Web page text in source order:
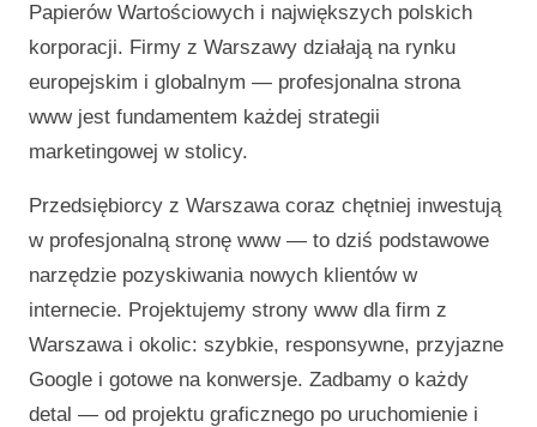
Papierów Wartościowych i największych polskich
korporacji. Firmy z Warszawy działają na rynku
europejskim i globalnym — profesjonalna strona
www jest fundamentem każdej strategii
marketingowej w stolicy.
Przedsiębiorcy z Warszawa coraz chętniej inwestują
w profesjonalną stronę www — to dziś podstawowe
narzędzie pozyskiwania nowych klientów w
internecie. Projektujemy strony www dla firm z
Warszawa i okolic: szybkie, responsywne, przyjazne
Google i gotowe na konwersje. Zadbamy o każdy
detal — od projektu graficznego po uruchomienie i